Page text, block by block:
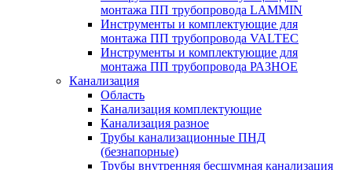
монтажа ПП трубопровода LAMMIN
Инструменты и комплектующие для
монтажа ПП трубопровода VALTEC
Инструменты и комплектующие для
монтажа ПП трубопровода РАЗНОЕ
Канализация
Область
Канализация комплектующие
Канализация разное
Трубы канализационные ПНД
(безнапорные)
Трубы внутренняя бесшумная канализация